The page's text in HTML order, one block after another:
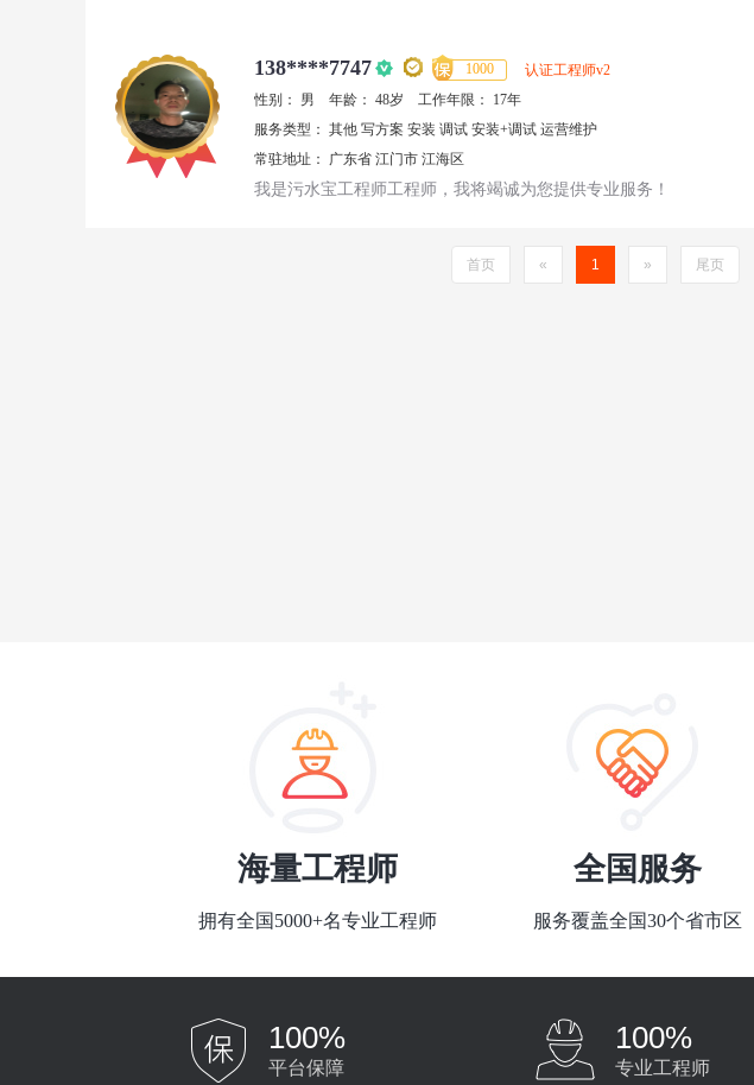
138****7747 1000 认证工程师v2
性别：
男 年龄： 48岁 工作年限：
17年
服务类型： 其他 写方案 安装 调试 安装+调试 运营维护
常驻地址：
广东省 江门市 江海区
我是污水宝工程师工程师，我将竭诚为您提供专业服务！
首页 « 1 » 尾页
海量工程师
拥有全国5000+名专业工程师
全国服务
服务覆盖全国30个省市区
100%
平台保障
100%
专业工程师